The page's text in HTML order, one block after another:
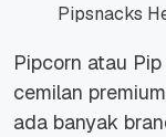
Pipsnacks
Pipcorn atau
cemilan
ada banyak